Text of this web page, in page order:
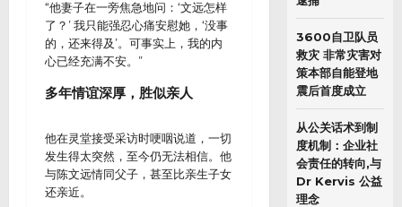
“他妻子在一旁焦急地问：‘文远怎样
了？’ 我只能强忍心痛安慰她，‘没事
的，还来得及’。可事实上，我的内
心已经充满不安。”
多年情谊深厚，胜似亲人
他在灵堂接受采访时哽咽说道，一切
发生得太突然，至今仍无法相信。他
与陈文远情同父子，甚至比亲生子女
还亲近。
3600自卫队员
救灾 非常灾害对
策本部自能登地
震后首度成立
从公关话术到制
度机制：企业社
会责任的转向,与
Dr Kervis 公益
理念